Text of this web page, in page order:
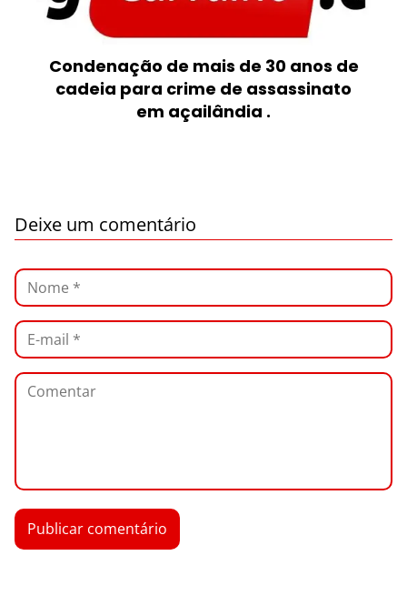
Condenação de mais de 30 anos de
cadeia para crime de assassinato
em açailândia .
Deixe um comentário